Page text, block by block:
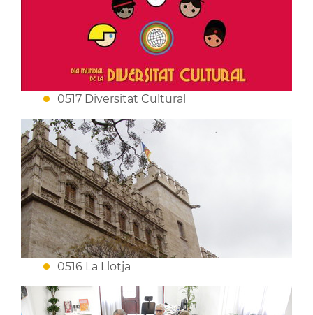
0517 Diversitat Cultural
0516 La Llotja